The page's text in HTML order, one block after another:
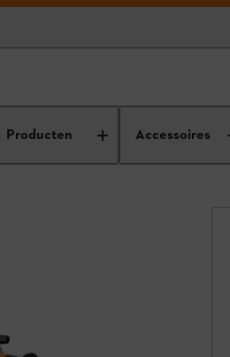
Producten Accessoires